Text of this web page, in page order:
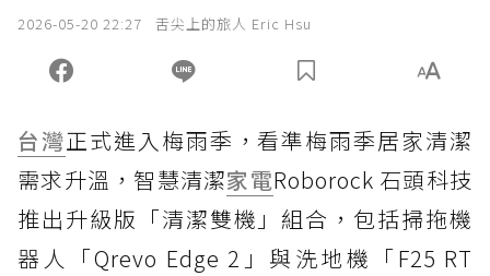
2026-05-20 22:27 舌尖上的旅人 Eric Hsu
台灣正式進入梅雨季，看準梅雨季居家清潔
需求升溫，智慧清潔家電Roborock 石頭科技
推出升級版「清潔雙機」組合，包括掃拖機
器人「Qrevo Edge 2」與洗地機「F25 RT